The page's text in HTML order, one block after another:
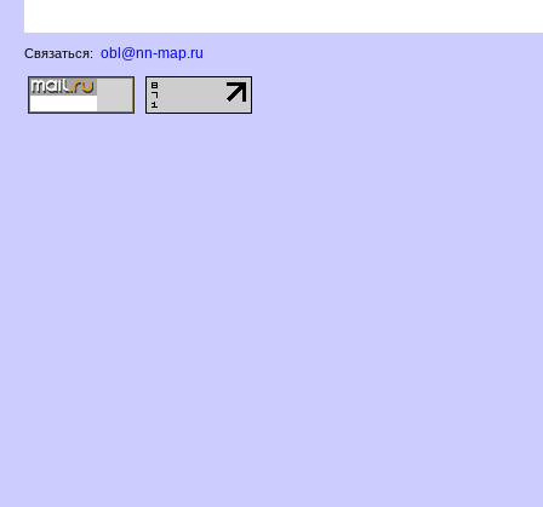
Связаться: obl@nn-map.ru